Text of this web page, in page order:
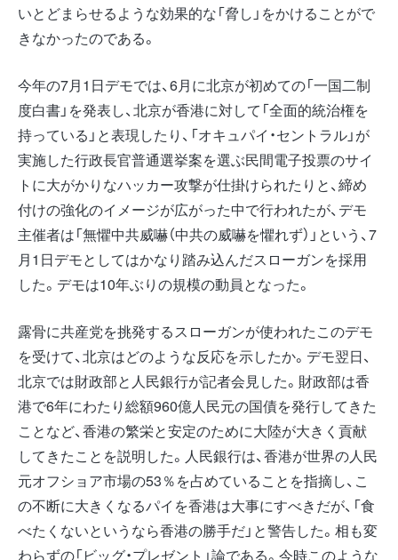
いとどまらせるような効果的な「脅し」をかけることがで
きなかったのである。
今年の7月1日デモでは、6月に北京が初めての「一国二制
度白書」を発表し、北京が香港に対して「全面的統治権を
持っている」と表現したり、「オキュパイ・セントラル」が
実施した行政長官普通選挙案を選ぶ民間電子投票のサイ
トに大がかりなハッカー攻撃が仕掛けられたりと、締め
付けの強化のイメージが広がった中で行われたが、デモ
主催者は「無懼中共威嚇（中共の威嚇を懼れず）」という、7
月1日デモとしてはかなり踏み込んだスローガンを採用
した。デモは10年ぶりの規模の動員となった。
露骨に共産党を挑発するスローガンが使われたこのデモ
を受けて、北京はどのような反応を示したか。デモ翌日、
北京では財政部と人民銀行が記者会見した。財政部は香
港で6年にわたり総額960億人民元の国債を発行してきた
ことなど、香港の繁栄と安定のために大陸が大きく貢献
してきたことを説明した。人民銀行は、香港が世界の人民
元オフショア市場の53％を占めていることを指摘し、こ
の不断に大きくなるパイを香港は大事にすべきだが、「食
べたくないというなら香港の勝手だ」と警告した。相も変
わらずの「ビッグ・プレゼント」論である。今時このような